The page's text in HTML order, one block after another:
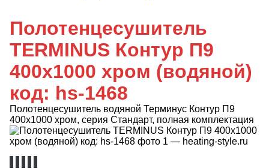
Полотенцесушитель
TERMINUS Контур П9
400х1000 хром (водяной)
код: hs-1468
Полотенцесушитель водяной Терминус Контур П9
400х1000 хром, серия Стандарт, полная комплектация